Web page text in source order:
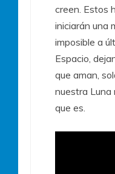
creen. Estos
iniciarán una
imposible a
Espacio,
que aman,
nuestra Luna
que es.